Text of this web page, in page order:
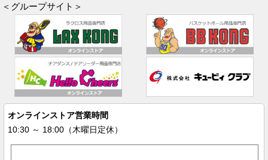
＜グループサイト＞
オンラインストア営業時間
10:30 ～ 18:00（木曜日定休）